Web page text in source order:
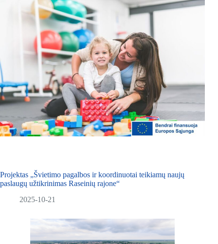
Projektas „Švietimo pagalbos ir koordinuotai teikiamų naujų
paslaugų užtikrinimas Raseinių rajone“
2025-10-21